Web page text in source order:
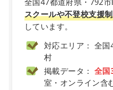
スクールや不登校支援
しています。
対応エリア： 全
村
掲載データ： 全国
室・オンライン含